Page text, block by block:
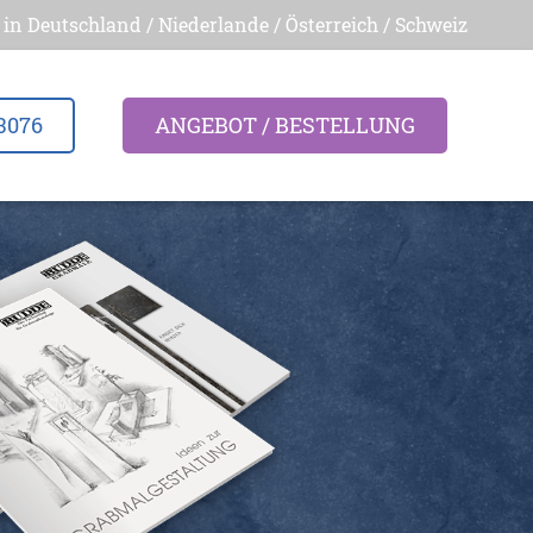
Deutschland / Niederlande / Österreich / Schweiz
ANGEBOT / BESTELLUNG